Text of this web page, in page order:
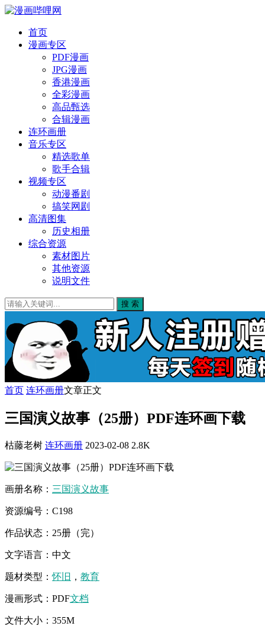
首页
漫画专区
PDF漫画
JPG漫画
香港漫画
全彩漫画
高品甄选
合辑漫画
连环画册
音乐专区
精选歌单
歌手合辑
视频专区
动漫番剧
搞笑网剧
高清图集
历史相册
综合资源
素材图片
其他资源
说明文件
搜 索
首页 连环画册文章正文
三国演义故事（25册）PDF连环画下载
枯藤老树 连环画册 2023-02-08 2.8K
画册名称： 三国演义故事
资源编号：C198
作品状态：25册（完）
文字语言：中文
题材类型：怀旧 ， 教育
漫画形式：PDF文档
文件大小：355M